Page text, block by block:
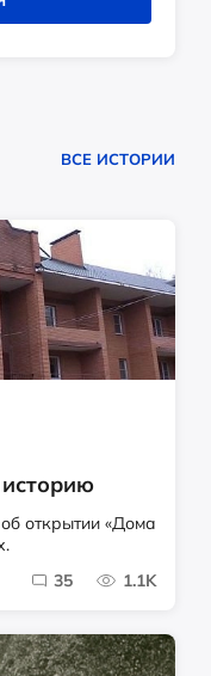
ВСЕ ИСТОРИИ
открытии «Дома
35 1.1K